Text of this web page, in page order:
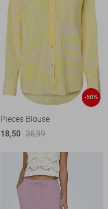
-50%
Pieces Blouse
18,50 36,99